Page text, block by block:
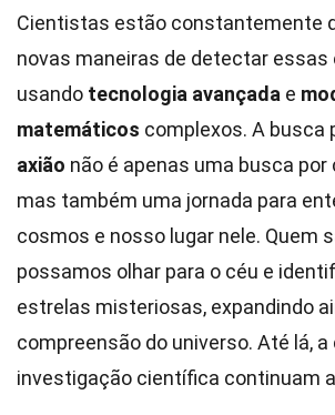
Cientistas estão constantemente
novas maneiras de detectar essas
usando tecnologia avançada e
matemáticos complexos. A busca
axião não é apenas uma busca
mas também uma jornada para
cosmos e nosso lugar nele. Quem
possamos olhar para o céu e
estrelas misteriosas, expandindo
compreensão do universo. Até lá, a
investigação científica continuam